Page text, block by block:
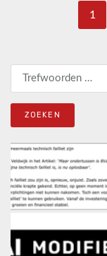
Berichten 1